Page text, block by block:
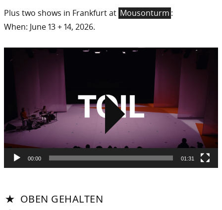
Plus two shows in Frankfurt at Mousonturm :
When: June 13 + 14, 2026.
00:00 01:31
OBEN GEHALTEN